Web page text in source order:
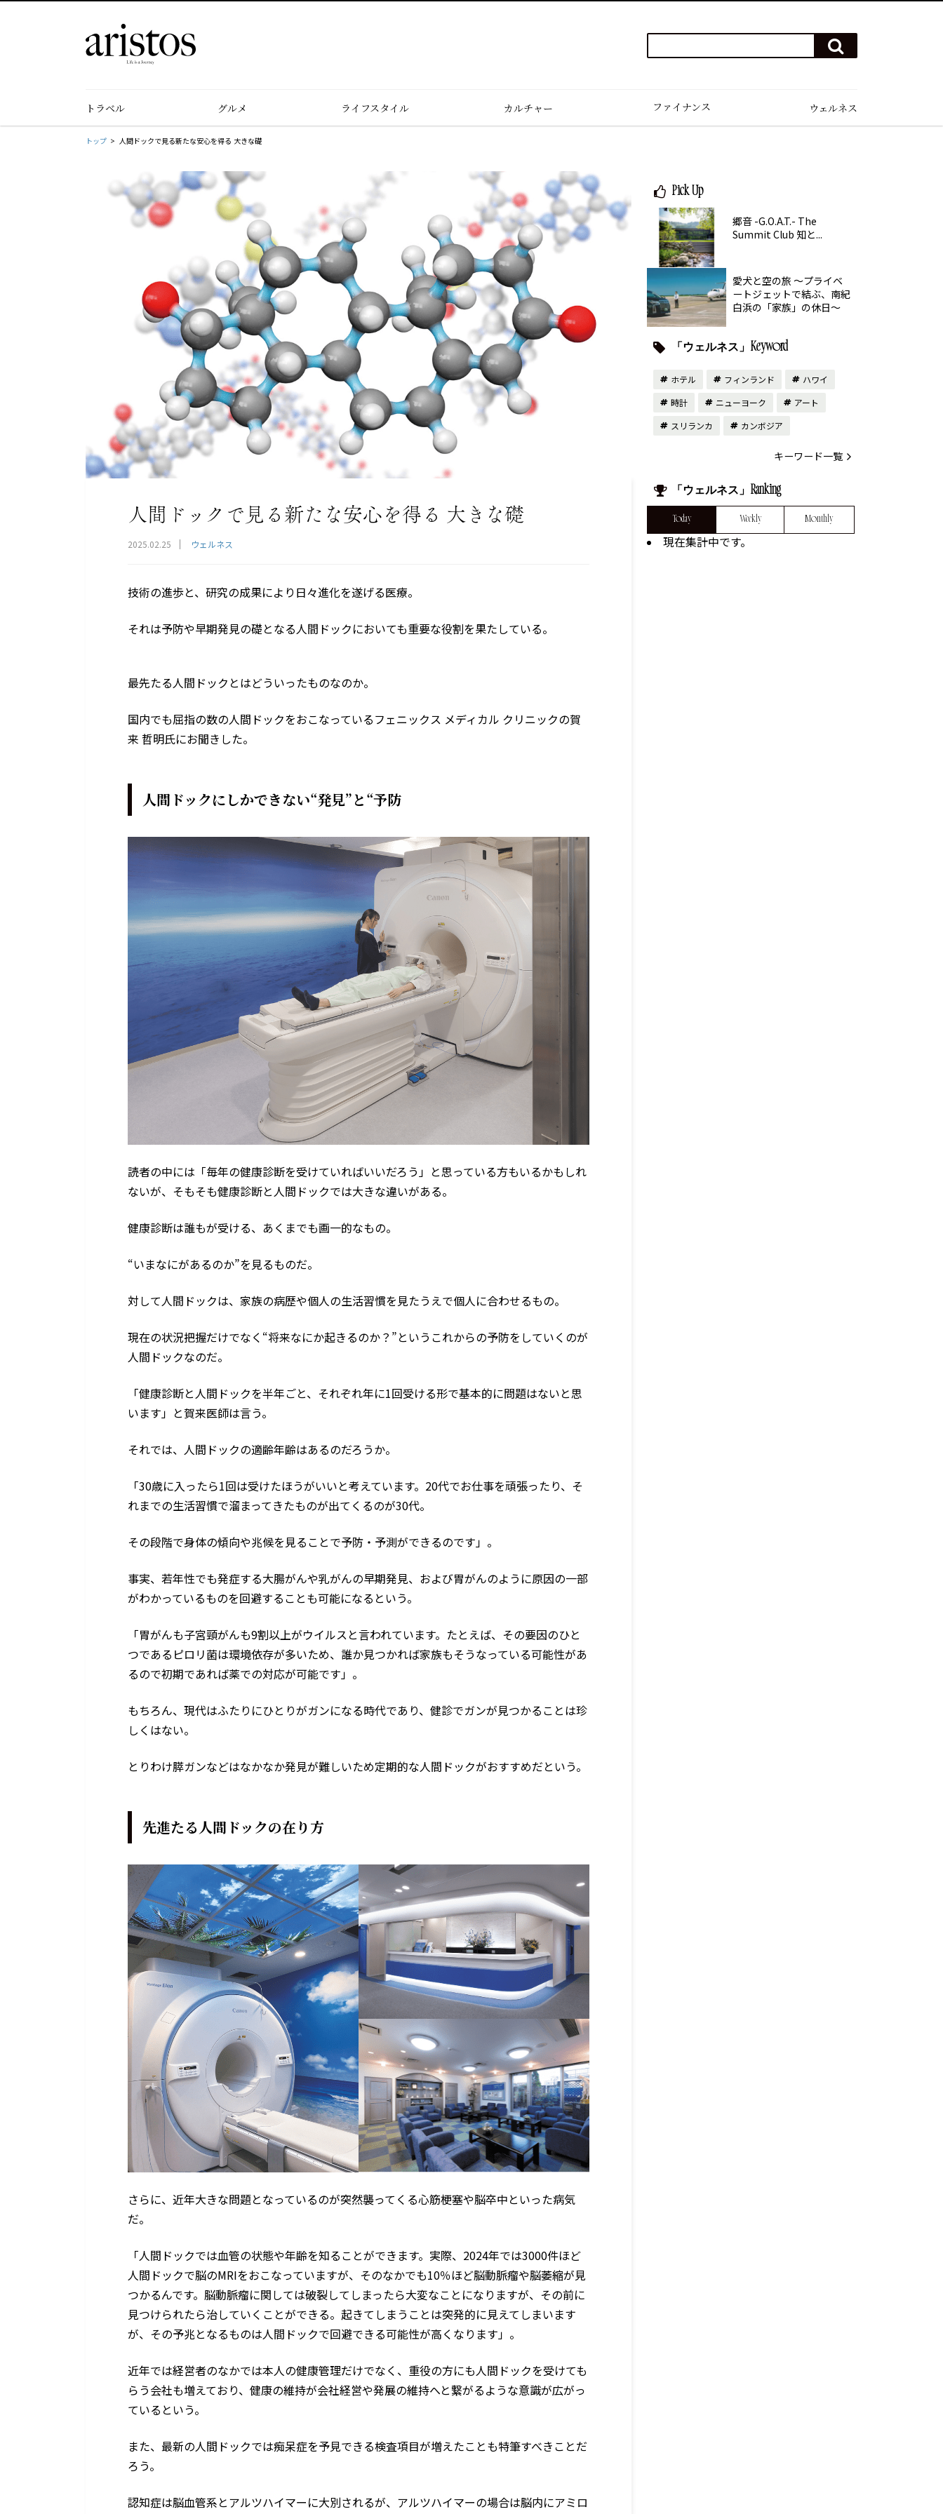
ワ
を
入
ワ
検
索
す
トラベル グルメ ライフスタイル カルチャー ファイナンス ウェルネス
トップ 人間ドックで見る新たな安心を得る 大きな礎
人間ドックで見る新たな安心を得る 大きな礎
2025.02.25 ウェルネス
技術の進歩と、研究の成果により日々進化を遂げる医療。
それは予防や早期発見の礎となる人間ドックにおいても重要な役割を果たしている。
最先たる人間ドックとはどういったものなのか。
国内でも屈指の数の人間ドックをおこなっているフェニックス メディカル クリニックの賀
来 哲明氏にお聞きした。
人間ドックにしかできない“発見”と“予防
読者の中には「毎年の健康診断を受けていればいいだろう」と思っている方もいるかもしれ
ないが、そもそも健康診断と人間ドックでは大きな違いがある。
健康診断は誰もが受ける、あくまでも画一的なもの。
“いまなにがあるのか”を見るものだ。
対して人間ドックは、家族の病歴や個人の生活習慣を見たうえで個人に合わせるもの。
現在の状況把握だけでなく“将来なにか起きるのか？”というこれからの予防をしていくのが
人間ドックなのだ。
「健康診断と人間ドックを半年ごと、それぞれ年に1回受ける形で基本的に問題はないと思
います」と賀来医師は言う。
それでは、人間ドックの適齢年齢はあるのだろうか。
「30歳に入ったら1回は受けたほうがいいと考えています。20代でお仕事を頑張ったり、そ
れまでの生活習慣で溜まってきたものが出てくるのが30代。
その段階で身体の傾向や兆候を見ることで予防・予測ができるのです」。
事実、若年性でも発症する大腸がんや乳がんの早期発見、および胃がんのように原因の一部
がわかっているものを回避することも可能になるという。
「胃がんも子宮頸がんも9割以上がウイルスと言われています。たとえば、その要因のひと
つであるピロリ菌は環境依存が多いため、誰か見つかれば家族もそうなっている可能性があ
るので初期であれば薬での対応が可能です」。
もちろん、現代はふたりにひとりがガンになる時代であり、健診でガンが見つかることは珍
しくはない。
とりわけ膵ガンなどはなかなか発見が難しいため定期的な人間ドックがおすすめだという。
先進たる人間ドックの在り方
さらに、近年大きな問題となっているのが突然襲ってくる心筋梗塞や脳卒中といった病気
だ。
「人間ドックでは血管の状態や年齢を知ることができます。実際、2024年では3000件ほど
人間ドックで脳のMRIをおこなっていますが、そのなかでも10％ほど脳動脈瘤や脳萎縮が見
つかるんです。脳動脈瘤に関しては破裂してしまったら大変なことになりますが、その前に
見つけられたら治していくことができる。起きてしまうことは突発的に見えてしまいます
が、その予兆となるものは人間ドックで回避できる可能性が高くなります」。
近年では経営者のなかでは本人の健康管理だけでなく、重役の方にも人間ドックを受けても
らう会社も増えており、健康の維持が会社経営や発展の維持へと繋がるような意識が広がっ
ているという。
また、最新の人間ドックでは痴呆症を予見できる検査項目が増えたことも特筆すべきことだ
ろう。
認知症は脳血管系とアルツハイマーに大別されるが、アルツハイマーの場合は脳内にアミロ
Pick Up
郷音 -G.O.A.T.- The
Summit Club 知と...
愛犬と空の旅 ～プライベ
ートジェットで結ぶ、南紀
白浜の「家族」の休日～
「ウェルネス」Keyword
ホテル フィンランド
ハワイ
時計
ニューヨーク
アート
スリランカ
カンボジア
キーワード一覧
「ウェルネス」Ranking
Today Weekly Monthly
現在集計中です。